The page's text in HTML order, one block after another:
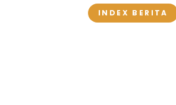
INDEX BERITA